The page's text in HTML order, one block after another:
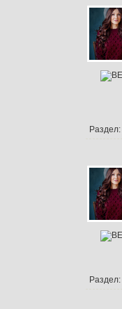
Раздел:
Раздел: